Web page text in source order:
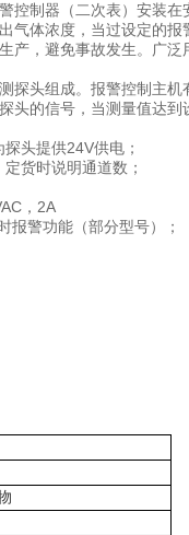
控制器（二次表）安装
气体浓度，当过设定的
产，避免事故发生。广
探头组成。报警控制主
头的信号，当测量值达到
头提供24V供电；
货时说明通道数；
，2A
报警功能（部分型号）；